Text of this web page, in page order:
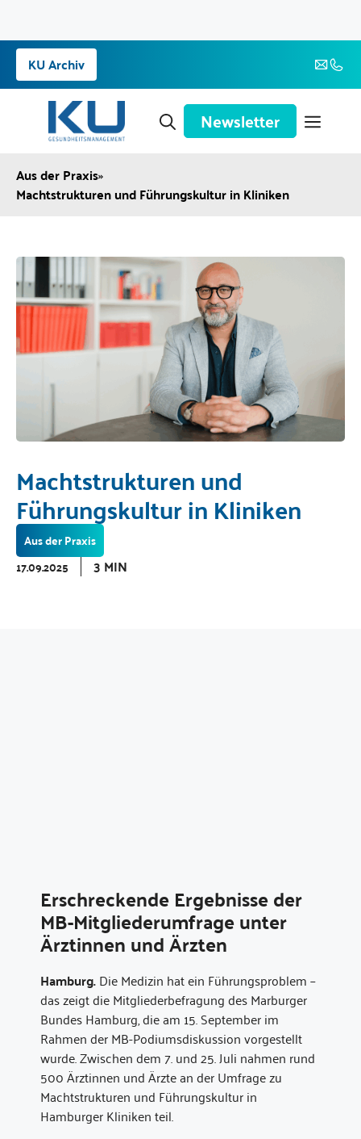
Zum
Inhalt
springen
KU Archiv
Newsletter
Aus der Praxis»
Machtstrukturen und Führungskultur in Kliniken
Machtstrukturen und
Führungskultur in Kliniken
Aus der Praxis
17.09.2025
3 MIN
Erschreckende Ergebnisse der
MB-Mitgliederumfrage unter
Ärztinnen und Ärzten
Hamburg.Die Medizin hat ein Führungsproblem –
das zeigt die Mitgliederbefragung des Marburger
Bundes Hamburg, die am 15. September im
Rahmen der MB-Podiumsdiskussion vorgestellt
wurde. Zwischen dem 7. und 25. Juli nahmen rund
500 Ärztinnen und Ärzte an der Umfrage zu
Machtstrukturen und Führungskultur in
Hamburger Kliniken teil.